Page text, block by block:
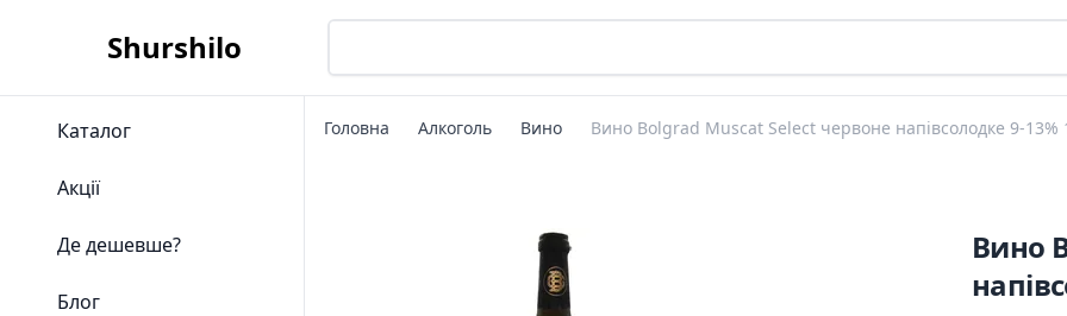
Shurshilo
Каталог
Акції
Де дешевше?
Блог
Головна Алкоголь Вино Вино Bolgrad Muscat Select червоне напівсолодке 9-13%
Вино